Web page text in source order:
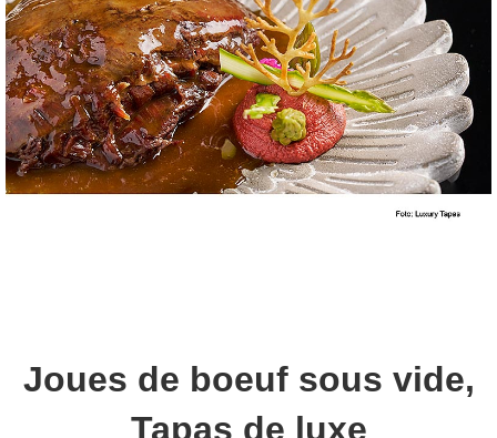
Joues de boeuf sous vide,
Tapas de luxe